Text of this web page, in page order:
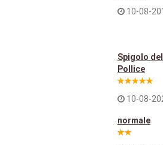
10-08-
Spigolo del
Pollice
10-08-
normale